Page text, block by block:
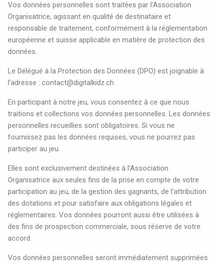
Vos données personnelles sont traitées par l’Association
Organisatrice, agissant en qualité de destinataire et
responsable de traitement, conformément à la réglementation
européenne et suisse applicable en matière de protection des
données.
Le Délégué à la Protection des Données (DPO) est joignable à
l’adresse : contact@digitalkidz.ch
En participant à notre jeu, vous consentez à ce que nous
traitions et collections vos données personnelles. Les données
personnelles recueillies sont obligatoires. Si vous ne
fournissez pas les données requises, vous ne pourrez pas
participer au jeu.
Elles sont exclusivement destinées à l’Association
Organisatrice aux seules fins de la prise en compte de votre
participation au jeu, de la gestion des gagnants, de l’attribution
des dotations et pour satisfaire aux obligations légales et
réglementaires. Vos données pourront aussi être utilisées à
des fins de prospection commerciale, sous réserve de votre
accord.
Vos données personnelles seront immédiatement supprimées